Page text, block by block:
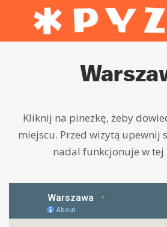
Kliknij na pinezkę, żeby
miejscu. Przed wizytą upewnij
nadal funkcjonuje w